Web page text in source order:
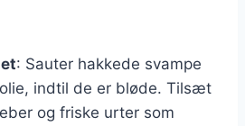
: Sauter hakkede svampe
indtil de er bløde. Tilsæt
og friske urter som